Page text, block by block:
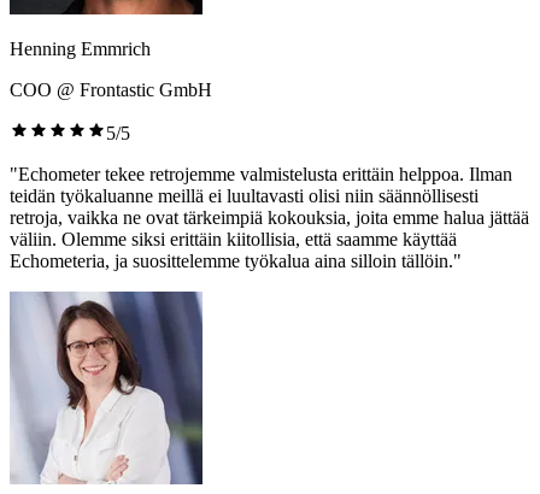
Henning Emmrich
COO @ Frontastic GmbH
5/5
"Echometer tekee retrojemme valmistelusta erittäin helppoa. Ilman
teidän työkaluanne meillä ei luultavasti olisi niin säännöllisesti
retroja, vaikka ne ovat tärkeimpiä kokouksia, joita emme halua jättää
väliin. Olemme siksi erittäin kiitollisia, että saamme käyttää
Echometeria, ja suosittelemme työkalua aina silloin tällöin."